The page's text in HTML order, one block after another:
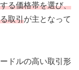
る価格帯を選び、
取引が主となって
ドルの高い取引形